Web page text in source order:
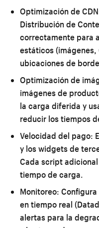
Optimización de
Distribución de
correctamente para
estáticos (imágenes,
ubicaciones de
Optimización de
imágenes de
la carga diferida y
reducir los tiempos
Velocidad del pago:
y los widgets de
Cada script
tiempo de carga.
Monitoreo:
en tiempo real
alertas para la